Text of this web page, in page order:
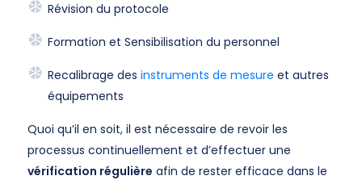
Révision du protocole
Formation et Sensibilisation du personnel
Recalibrage des instruments de mesure et autres
équipements
Quoi qu’il en soit, il est nécessaire de revoir les
processus continuellement et d’effectuer une
vérification régulière afin de rester efficace dans le